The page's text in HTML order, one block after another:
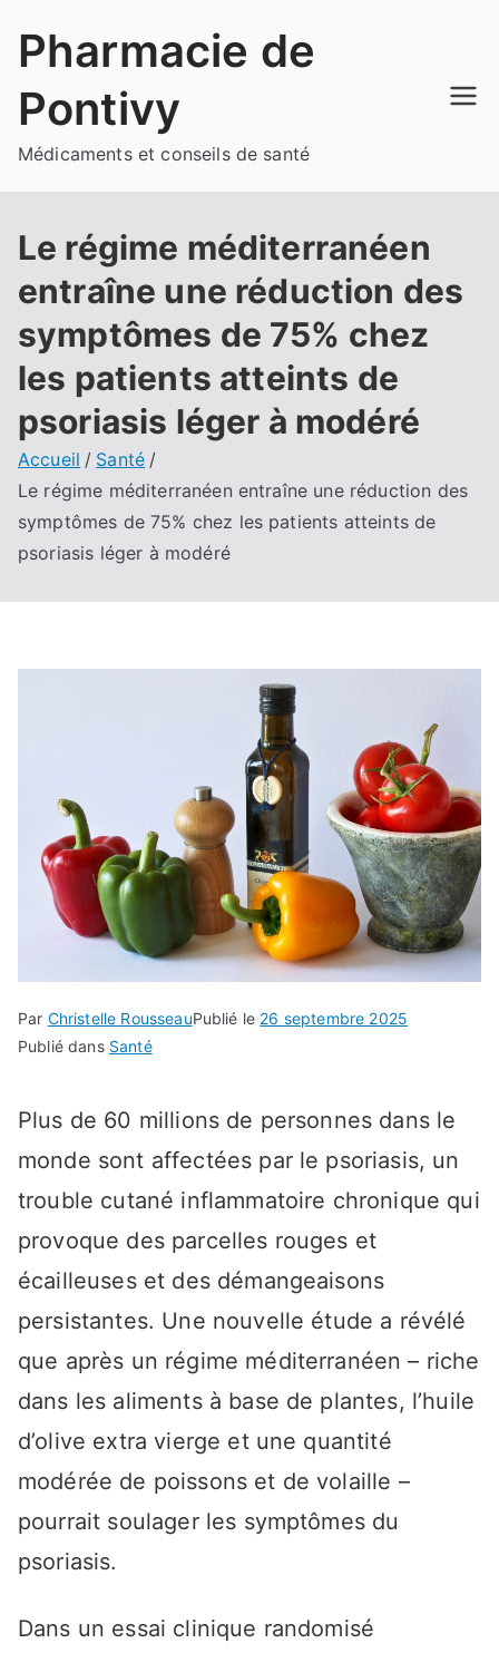
Pharmacie de
Pontivy
Médicaments et conseils de santé
Le régime méditerranéen
entraîne une réduction des
symptômes de 75% chez
les patients atteints de
psoriasis léger à modéré
Accueil
Santé
Le régime méditerranéen entraîne une réduction des
symptômes de 75% chez les patients atteints de
psoriasis léger à modéré
Par Christelle RousseauPublié le 26 septembre 2025
Publié dans Santé
Plus de 60 millions de personnes dans le
monde sont affectées par le psoriasis, un
trouble cutané inflammatoire chronique qui
provoque des parcelles rouges et
écailleuses et des démangeaisons
persistantes. Une nouvelle étude a révélé
que après un régime méditerranéen – riche
dans les aliments à base de plantes, l’huile
d’olive extra vierge et une quantité
modérée de poissons et de volaille –
pourrait soulager les symptômes du
psoriasis.
Dans un essai clinique randomisé